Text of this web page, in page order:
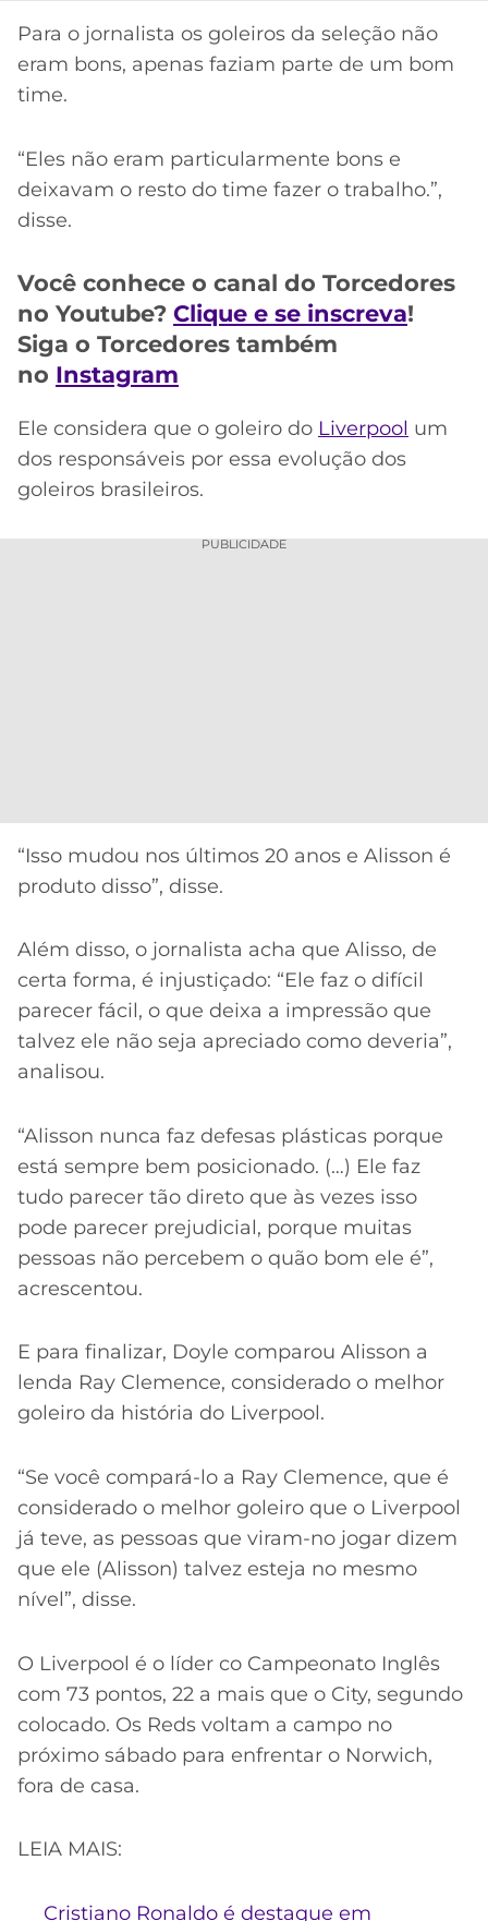
Para o jornalista os goleiros da seleção não
eram bons, apenas faziam parte de um bom
time.
“Eles não eram particularmente bons e
deixavam o resto do time fazer o trabalho.”,
disse.
Você conhece o canal do Torcedores
no Youtube? Clique e se inscreva!
Siga o Torcedores também
no Instagram
Ele considera que o goleiro do Liverpool um
dos responsáveis por essa evolução dos
goleiros brasileiros.
PUBLICIDADE
“Isso mudou nos últimos 20 anos e Alisson é
produto disso”, disse.
Além disso, o jornalista acha que Alisso, de
certa forma, é injustiçado: “Ele faz o difícil
parecer fácil, o que deixa a impressão que
talvez ele não seja apreciado como deveria”,
analisou.
“Alisson nunca faz defesas plásticas porque
está sempre bem posicionado. (…) Ele faz
tudo parecer tão direto que às vezes isso
pode parecer prejudicial, porque muitas
pessoas não percebem o quão bom ele é”,
acrescentou.
E para finalizar, Doyle comparou Alisson a
lenda Ray Clemence, considerado o melhor
goleiro da história do Liverpool.
“Se você compará-lo a Ray Clemence, que é
considerado o melhor goleiro que o Liverpool
já teve, as pessoas que viram-no jogar dizem
que ele (Alisson) talvez esteja no mesmo
nível”, disse.
O Liverpool é o líder co Campeonato Inglês
com 73 pontos, 22 a mais que o City, segundo
colocado. Os Reds voltam a campo no
próximo sábado para enfrentar o Norwich,
fora de casa.
LEIA MAIS:
Cristiano Ronaldo é destaque em